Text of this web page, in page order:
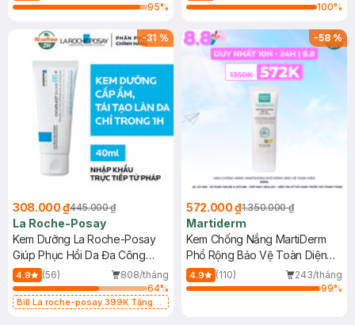
95%
100%
-31 %
308.000 ₫445.000 ₫
La Roche-Posay
Kem Dưỡng La Roche-Posay
Giúp Phục Hồi Da Đa Công
Dụng 40ml
4.9 (56)
808/tháng
64%
Bill La roche-posay 399K Tặng
-58%
572.000 ₫1.350.000 ₫
Martiderm
Kem Chống Nắng MartiDerm
Phổ Rộng Bảo Vệ Toàn Diện
40ml
4.9 (110)
243/tháng
99%